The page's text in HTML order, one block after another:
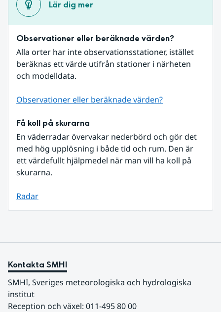
Lär dig mer
Observationer eller beräknade värden?
Alla orter har inte observationsstationer, istället
beräknas ett värde utifrån stationer i närheten
och modelldata.
Observationer eller beräknade värden?
Få koll på skurarna
En väderradar övervakar nederbörd och gör det
med hög upplösning i både tid och rum. Den är
ett värdefullt hjälpmedel när man vill ha koll på
skurarna.
Radar
Kontakta SMHI
SMHI, Sveriges meteorologiska och hydrologiska
institut
Reception och växel: 011-495 80 00